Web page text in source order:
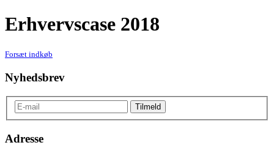
Erhvervscase 2018
Forsæt indkøb
Nyhedsbrev
Adresse